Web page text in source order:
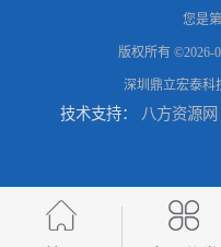
黑龙江数字法庭模拟厂家
您是第
版权所有 ©2026-
深圳鼎立宏泰科
技术支持： 八方资源网